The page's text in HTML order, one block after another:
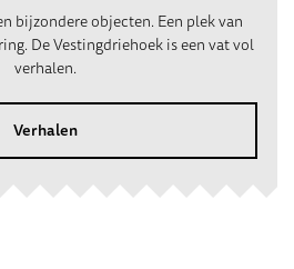
bijzondere objecten. Een plek van
De Vestingdriehoek is een vat vol
verhalen.
Verhalen